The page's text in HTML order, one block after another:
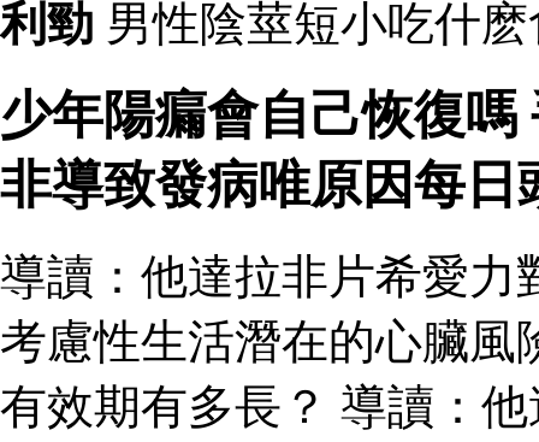
利勁 男性陰莖短小吃什
少年陽瘺會自己恢復
非導致發病唯原因每日
導讀：他達拉非片希愛力
考慮性生活潛在的心臟風
有效期有多長？ 導讀：